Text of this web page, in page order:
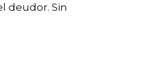
deudor. Sin